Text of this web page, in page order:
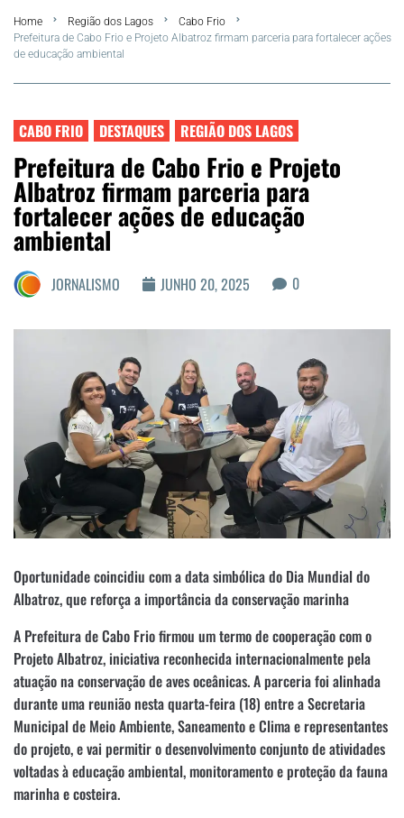
FLA Araru 2026
Araruama
Região dos Lagos
Agenda Cultural
Colunistas
Matérias Exclusivas
Home Região dos Lagos
Cabo Frio
Prefeitura de Cabo Frio e Projeto Albatroz firmam parceria para fortalecer ações
de educação ambiental
CABO FRIO DESTAQUES REGIÃO DOS LAGOS
Prefeitura de Cabo Frio e Projeto
Albatroz firmam parceria para
fortalecer ações de educação
ambiental
JORNALISMO JUNHO 20, 2025 0
Oportunidade coincidiu com a data simbólica do Dia Mundial do
Albatroz, que reforça a importância da conservação marinha
A Prefeitura de Cabo Frio firmou um termo de cooperação com o
Projeto Albatroz, iniciativa reconhecida internacionalmente pela
atuação na conservação de aves oceânicas. A parceria foi alinhada
durante uma reunião nesta quarta-feira (18) entre a Secretaria
Municipal de Meio Ambiente, Saneamento e Clima e representantes
do projeto, e vai permitir o desenvolvimento conjunto de atividades
voltadas à educação ambiental, monitoramento e proteção da fauna
marinha e costeira.